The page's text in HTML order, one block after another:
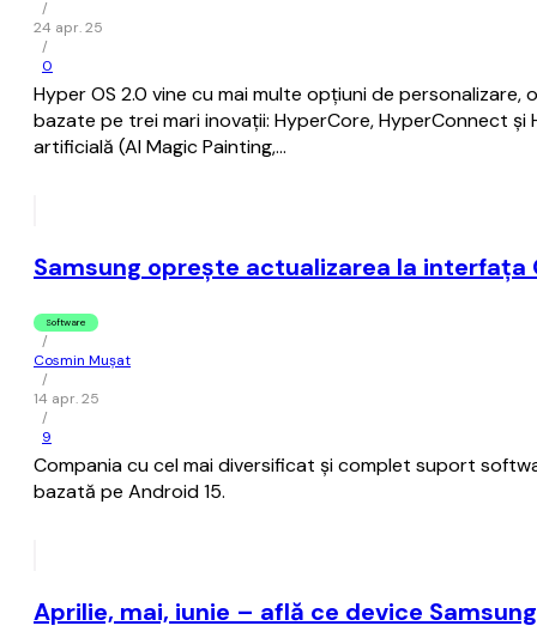
/
24 apr. 25
/
0
Hyper OS 2.0 vine cu mai multe opţiuni de
bazate pe trei mari inovaţii: HyperCore, HyperConnect
artificială (AI Magic Painting,…
Samsung opreşte actualizarea la interfaţa
Software
/
Cosmin Mușat
/
14 apr. 25
/
9
Compania cu cel mai diversificat şi complet suport
bazată pe Android 15.
Aprilie, mai, iunie – află ce device